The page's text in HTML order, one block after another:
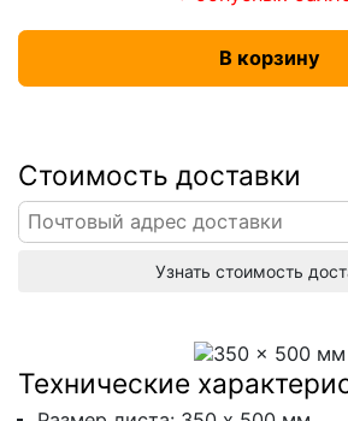
В корзину
Стоимость доставки
Узнать стоимость
Технические